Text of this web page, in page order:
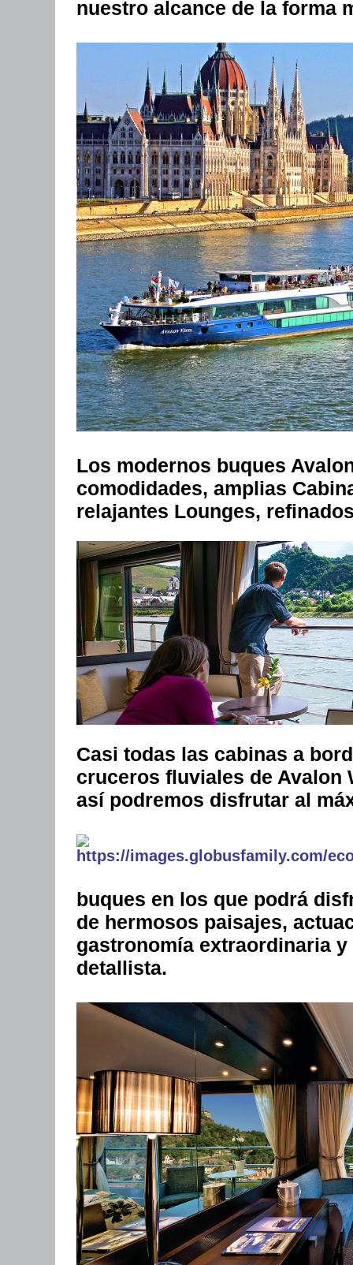
nuestro alcance de la forma
Los modernos buques
comodidades, amplias
relajantes Lounges,
Casi todas las cabinas a
cruceros fluviales de Avalon
así podremos disfrutar al
buques en los que podrá
de hermosos paisajes,
gastronomía extraordinaria
detallista.